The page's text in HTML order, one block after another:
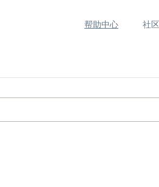
帮助中心 社区